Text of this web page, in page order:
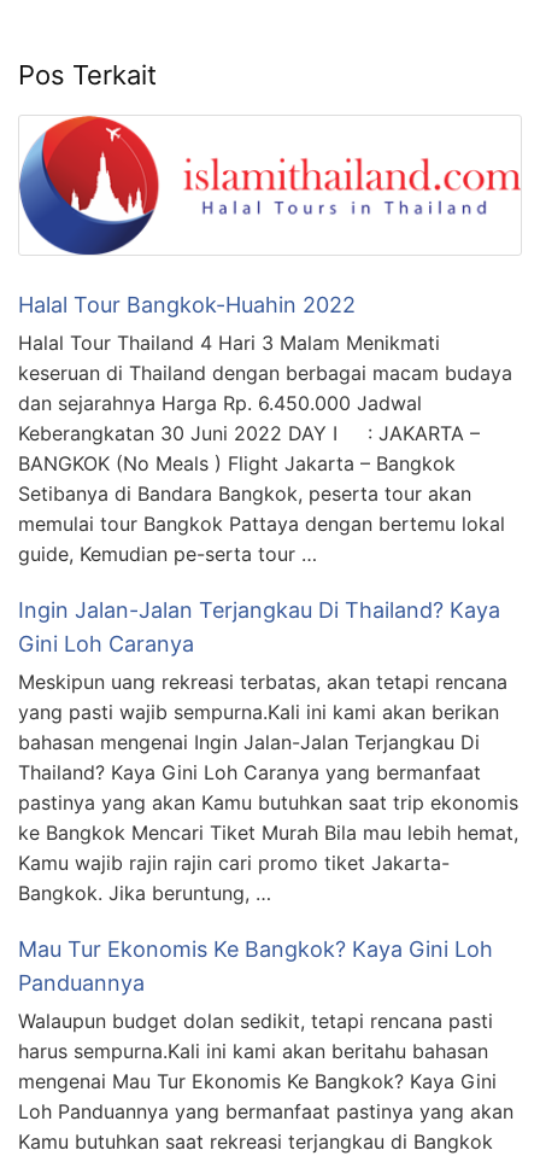
Pos Terkait
Halal Tour Bangkok-Huahin 2022
Halal Tour Thailand 4 Hari 3 Malam Menikmati
keseruan di Thailand dengan berbagai macam budaya
dan sejarahnya Harga Rp. 6.450.000 Jadwal
Keberangkatan 30 Juni 2022 DAY I : JAKARTA –
BANGKOK (No Meals ) Flight Jakarta – Bangkok
Setibanya di Bandara Bangkok, peserta tour akan
memulai tour Bangkok Pattaya dengan bertemu lokal
guide, Kemudian pe-serta tour …
Ingin Jalan-Jalan Terjangkau Di Thailand? Kaya
Gini Loh Caranya
Meskipun uang rekreasi terbatas, akan tetapi rencana
yang pasti wajib sempurna.Kali ini kami akan berikan
bahasan mengenai Ingin Jalan-Jalan Terjangkau Di
Thailand? Kaya Gini Loh Caranya yang bermanfaat
pastinya yang akan Kamu butuhkan saat trip ekonomis
ke Bangkok Mencari Tiket Murah Bila mau lebih hemat,
Kamu wajib rajin rajin cari promo tiket Jakarta-
Bangkok. Jika beruntung, …
Mau Tur Ekonomis Ke Bangkok? Kaya Gini Loh
Panduannya
Walaupun budget dolan sedikit, tetapi rencana pasti
harus sempurna.Kali ini kami akan beritahu bahasan
mengenai Mau Tur Ekonomis Ke Bangkok? Kaya Gini
Loh Panduannya yang bermanfaat pastinya yang akan
Kamu butuhkan saat rekreasi terjangkau di Bangkok